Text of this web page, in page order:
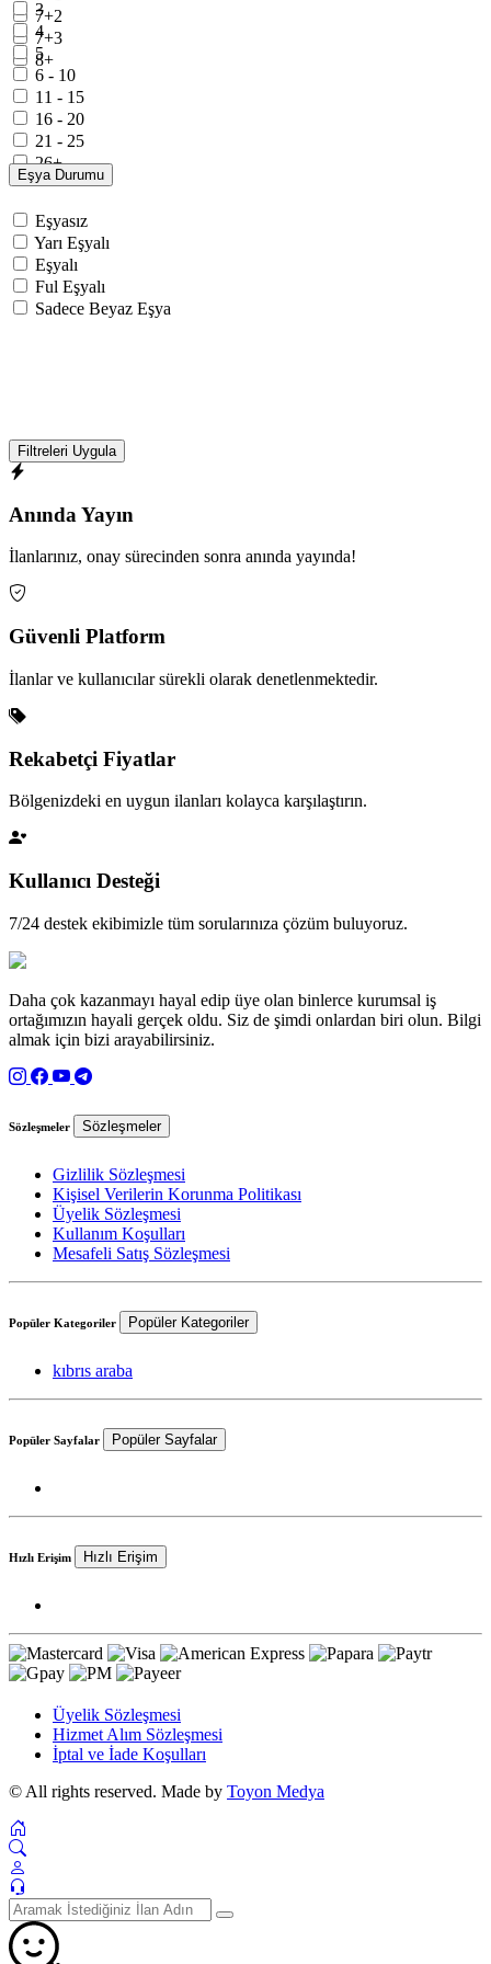
7+2
7+3
8+
3
4
5
6 - 10
11 - 15
16 - 20
21 - 25
26+
Eşya Durumu
Eşyasız
Yarı Eşyalı
Eşyalı
Ful Eşyalı
Sadece Beyaz Eşya
Filtreleri Uygula
Anında Yayın
İlanlarınız, onay sürecinden sonra anında yayında!
Güvenli Platform
İlanlar ve kullanıcılar sürekli olarak denetlenmektedir.
Rekabetçi Fiyatlar
Bölgenizdeki en uygun ilanları kolayca karşılaştırın.
Kullanıcı Desteği
7/24 destek ekibimizle tüm sorularınıza çözüm buluyoruz.
Daha çok kazanmayı hayal edip üye olan binlerce kurumsal iş
ortağımızın hayali gerçek oldu. Siz de şimdi onlardan biri olun. Bilgi
almak için bizi arayabilirsiniz.
Sözleşmeler Sözleşmeler
Gizlilik Sözleşmesi
Kişisel Verilerin Korunma Politikası
Üyelik Sözleşmesi
Kullanım Koşulları
Mesafeli Satış Sözleşmesi
Popüler Kategoriler Popüler Kategoriler
kıbrıs araba
Popüler Sayfalar Popüler Sayfalar
Hızlı Erişim Hızlı Erişim
Üyelik Sözleşmesi
Hizmet Alım Sözleşmesi
İptal ve İade Koşulları
© All rights reserved. Made by Toyon Medya